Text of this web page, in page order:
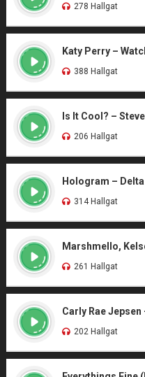
278 Hallgat
Katy Perry –
388 Hallgat
Is It Cool? –
206 Hallgat
Hologram – Delta
314 Hallgat
Marshmello,
261 Hallgat
Carly Rae Jepsen
202 Hallgat